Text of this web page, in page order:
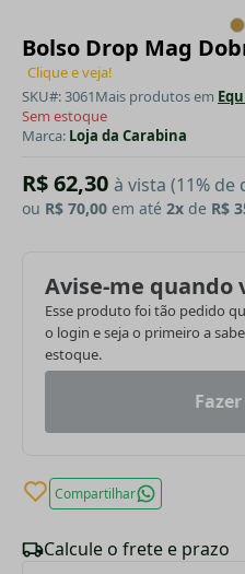
Bolso Drop Mag
Clique e veja!
SKU#: 3061Mais produtos em
Sem estoque
Marca: Loja da Carabina
R$ 62,30 à vista (11% de
ou R$ 70,00 em até 2x de R$
Avise-me quando
Esse produto foi tão pedido
o login e seja o primeiro a
estoque.
Compartilhar
Calcule o frete e prazo